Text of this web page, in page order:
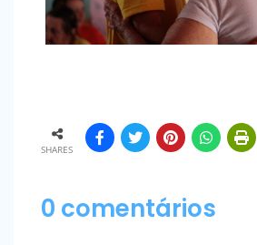
SHARES
0 comentários